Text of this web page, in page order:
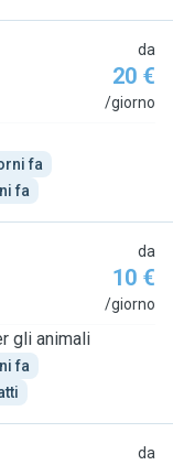
da
20 €
/giorno
fa
fa
da
10 €
/giorno
gli animali
fa
da